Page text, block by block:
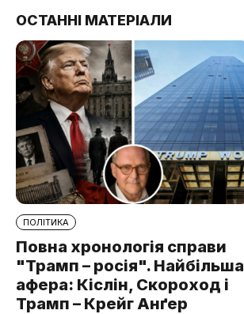
ОСТАННІ МАТЕРІАЛИ
ПОЛІТИКА
Повна хронологія справи
"Трамп – росія". Найбільша
афера: Кіслін, Скороход і
Трамп – Крейг Анґер